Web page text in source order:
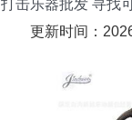
打击乐器批发 寻找
的
更新时间：